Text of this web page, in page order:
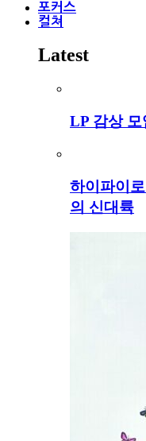
포커스
컬쳐
Latest
LP 감상 모
하이파이
의 신대륙